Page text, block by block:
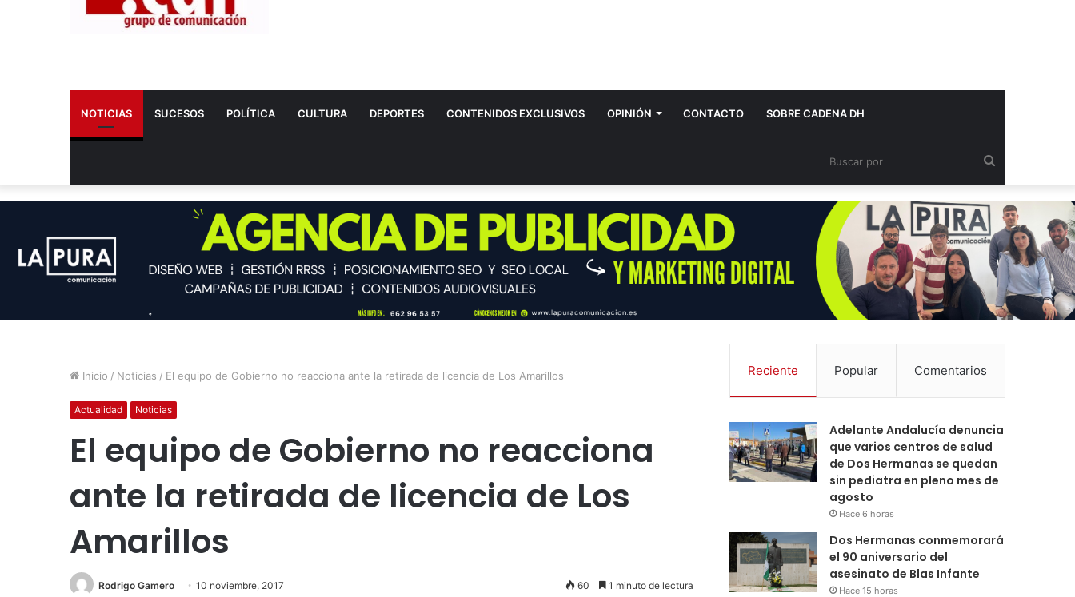
NOTICIAS SUCESOS POLÍTICA CULTURA DEPORTES CONTENIDOS EXCLUSIVOS OPINIÓN CONTACTO SOBRE CADENA DH
por
Inicio / Noticias / El equipo de Gobierno no reacciona ante la retirada de licencia de Los Amarillos
Actualidad Noticias
El equipo de Gobierno no reacciona
ante la retirada de licencia de Los
Amarillos
Rodrigo Gamero 10 noviembre, 2017 60 1 minuto de lectura
Reciente Popular Comentarios
Adelante Andalucía denuncia
que varios centros de salud
de Dos Hermanas se quedan
sin pediatra en pleno mes de
agosto
Hace 6 horas
Dos Hermanas conmemorará
el 90 aniversario del
asesinato de Blas Infante
Hace 15 horas